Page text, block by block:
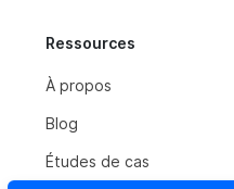
Ressources
À propos
Blog
Études de cas